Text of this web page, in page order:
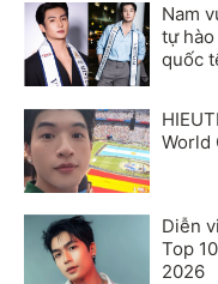
Nam
tự
quốc
World
Diễn
Top
2026